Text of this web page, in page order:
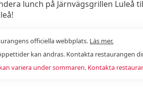
lunch på Järnvägsgrillen Luleå
officiella webbplats. Läs mer.
kan ändras. Kontakta restaurangen
variera under sommaren. Kontakta